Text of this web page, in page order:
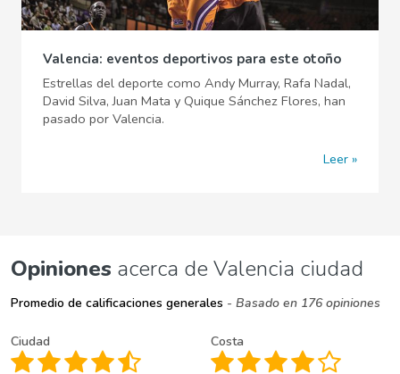
Valencia: eventos deportivos para este otoño
Estrellas del deporte como Andy Murray, Rafa Nadal,
David Silva, Juan Mata y Quique Sánchez Flores, han
pasado por Valencia.
Leer
Opiniones acerca de Valencia ciudad
Promedio de calificaciones generales - Basado en 176 opiniones
Ciudad Costa